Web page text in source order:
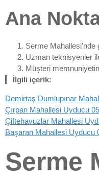
Ana
Serme
Uzman teknisyenler
Müşteri
İlgili içerik:
Demirtaş Dumlupınar
Çırpan Mahallesi Uyducu
Çiftehavuzlar Mahallesi
Başaran Mahallesi Uyducu
Serme